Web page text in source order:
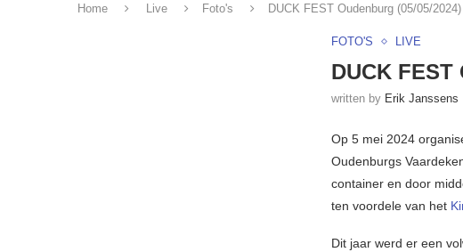
Home Live Foto's DUCK FEST Oudenburg (05/05/2024)
FOTO'S LIVE
DUCK FEST
written by Erik Janssens
Op 5 mei 2024
Oudenburgs
container en door
ten voordele van het
Dit jaar werd er een